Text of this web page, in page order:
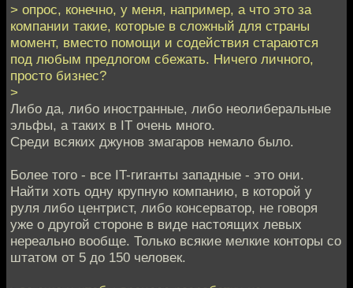
> опрос, конечно, у меня, например, а что это за
компании такие, которые в сложный для страны
момент, вместо помощи и содействия стараются
под любым предлогом сбежать. Ничего личного,
просто бизнес?
>
Либо да, либо иностранные, либо неолиберальные
эльфы, а таких в IT очень много.
Среди всяких джунов змагаров немало было.
Более того - все IT-гиганты западные - это они.
Найти хоть одну крупную компанию, в которой у
руля либо центрист, либо консерватор, не говоря
уже о другой стороне в виде настоящих левых
нереально вообще. Только всякие мелкие конторы со
штатом от 5 до 150 человек.